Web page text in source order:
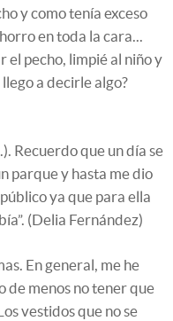
y como tenía exceso
en toda la cara...
el pecho, limpié al niño y
a decirle algo?
Recuerdo que un día se
parque y hasta me dio
ya que para ella
(Delia Fernández)
En general, me he
de menos no tener que
vestidos que no se